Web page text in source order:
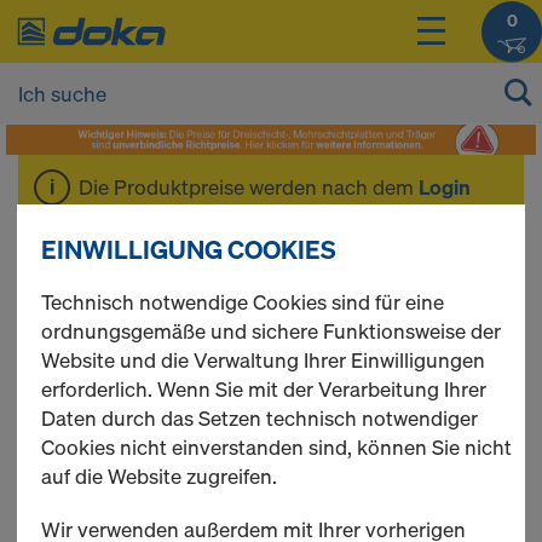
0
Die Produktpreise werden nach dem Login
Expansiv-Mörtel
3 Produkte gefunden
Meist gesucht
EINWILLIGUNG COOKIES
Technisch notwendige Cookies sind für eine
ordnungsgemäße und sichere Funktionsweise der
Website und die Verwaltung Ihrer Einwilligungen
erforderlich. Wenn Sie mit der Verarbeitung Ihrer
Daten durch das Setzen technisch notwendiger
Cookies nicht einverstanden sind, können Sie nicht
auf die Website zugreifen.
Wir verwenden außerdem mit Ihrer vorherigen